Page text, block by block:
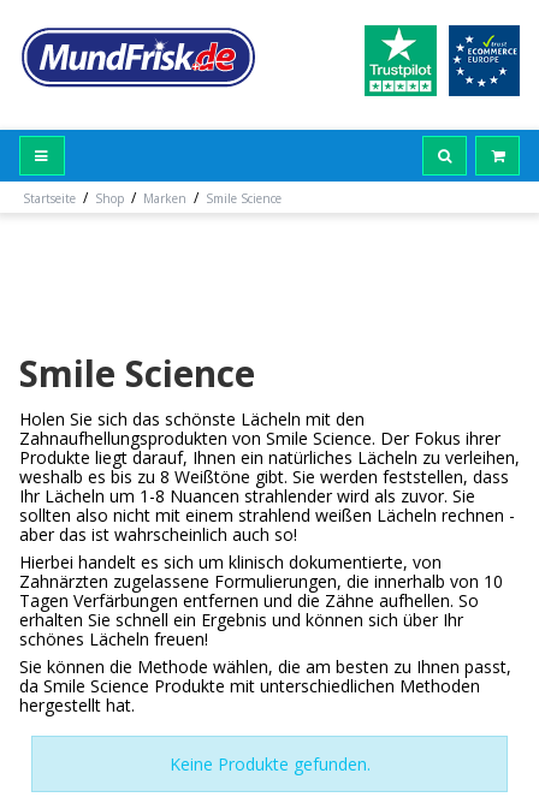
Startseite / Shop / Marken / Smile Science
Smile Science
Holen Sie sich das schönste Lächeln mit den
Zahnaufhellungsprodukten von Smile Science. Der Fokus ihrer
Produkte liegt darauf, Ihnen ein natürliches Lächeln zu verleihen,
weshalb es bis zu 8 Weißtöne gibt. Sie werden feststellen, dass
Ihr Lächeln um 1-8 Nuancen strahlender wird als zuvor. Sie
sollten also nicht mit einem strahlend weißen Lächeln rechnen -
aber das ist wahrscheinlich auch so!
Hierbei handelt es sich um klinisch dokumentierte, von
Zahnärzten zugelassene Formulierungen, die innerhalb von 10
Tagen Verfärbungen entfernen und die Zähne aufhellen. So
erhalten Sie schnell ein Ergebnis und können sich über Ihr
schönes Lächeln freuen!
Sie können die Methode wählen, die am besten zu Ihnen passt,
da Smile Science Produkte mit unterschiedlichen Methoden
hergestellt hat.
Keine Produkte gefunden.